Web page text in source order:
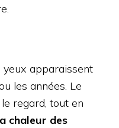
yeux apparaissent
les années. Le
regard, tout en
chaleur des